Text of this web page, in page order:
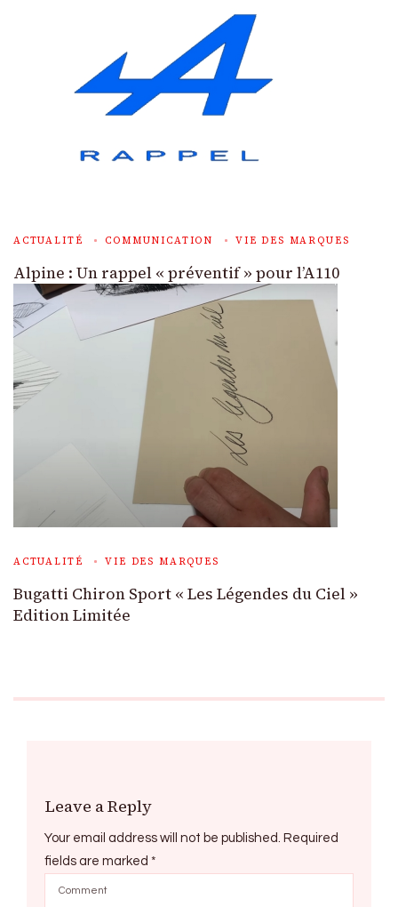
ACTUALITÉ COMMUNICATION VIE DES MARQUES
Alpine : Un rappel « préventif » pour l’A110
ACTUALITÉ VIE DES MARQUES
Bugatti Chiron Sport « Les Légendes du Ciel »
Edition Limitée
Leave a Reply
Your email address will not be published.
Required
fields are marked *